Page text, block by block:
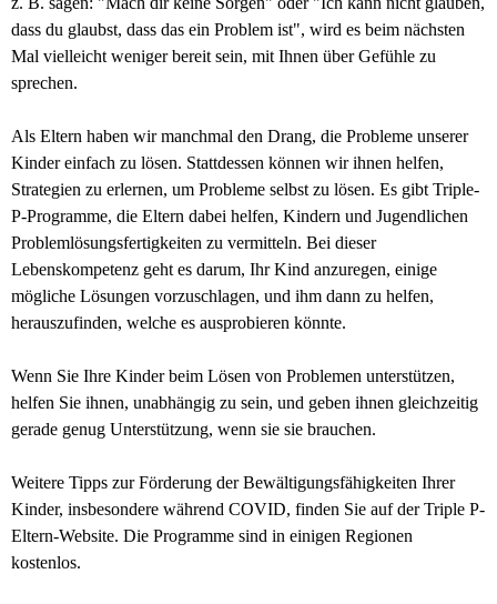
dass du glaubst, dass das ein Problem ist", wird es beim nächsten
Mal vielleicht weniger bereit sein, mit Ihnen über Gefühle zu
sprechen.
Als Eltern haben wir manchmal den Drang, die Probleme unserer
Kinder einfach zu lösen. Stattdessen können wir ihnen helfen,
Strategien zu erlernen, um Probleme selbst zu lösen. Es gibt Triple-
P-Programme, die Eltern dabei helfen, Kindern und Jugendlichen
Problemlösungsfertigkeiten zu vermitteln. Bei dieser
Lebenskompetenz geht es darum, Ihr Kind anzuregen, einige
mögliche Lösungen vorzuschlagen, und ihm dann zu helfen,
herauszufinden, welche es ausprobieren könnte.
Wenn Sie Ihre Kinder beim Lösen von Problemen unterstützen,
helfen Sie ihnen, unabhängig zu sein, und geben ihnen gleichzeitig
gerade genug Unterstützung, wenn sie sie brauchen.
Weitere Tipps zur Förderung der Bewältigungsfähigkeiten Ihrer
Kinder, insbesondere während COVID, finden Sie auf der Triple P-
Eltern-Website. Die Programme sind in einigen Regionen
kostenlos.